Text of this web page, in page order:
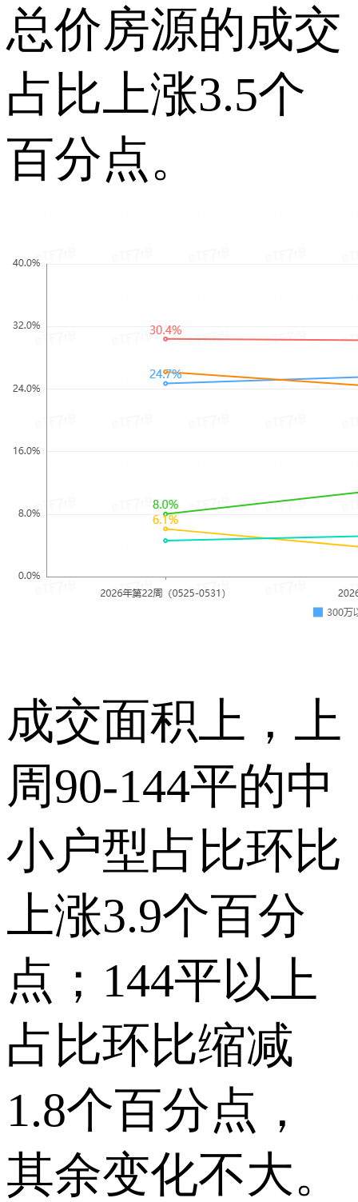
总价房源的成交
占比上涨3.5个
百分点。
成交面积上，上
周90-144平的中
小户型占比环比
上涨3.9个百分
点；144平以上
占比环比缩减
1.8个百分点，
其余变化不大。